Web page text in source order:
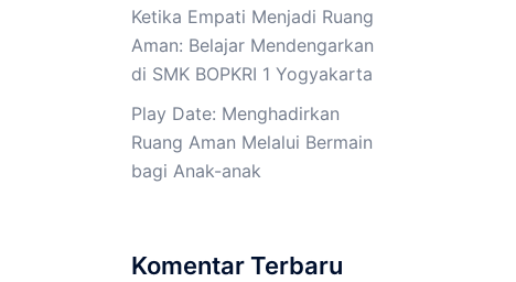
Ketika Empati Menjadi Ruang
Aman: Belajar Mendengarkan
di SMK BOPKRI 1 Yogyakarta
Play Date: Menghadirkan
Ruang Aman Melalui Bermain
bagi Anak-anak
Komentar Terbaru